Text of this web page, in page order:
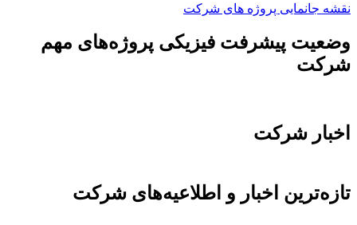
نقشه جانمایی پروژه های شرکت
وضعیت پیشرفت فیزیکی پروژه‌های مهم
شرکت
اخبار شرکت
تازه‌ترین اخبار و اطلاعیه‌های شرکت